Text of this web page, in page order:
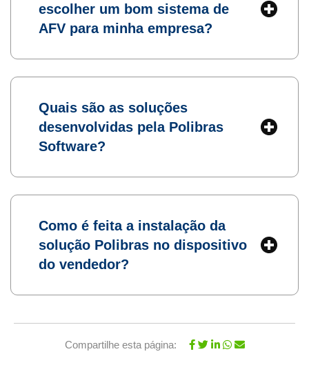
escolher um bom sistema de
AFV para minha empresa?
Quais são as soluções
desenvolvidas pela Polibras
Software?
Como é feita a instalação da
solução Polibras no dispositivo
do vendedor?
Compartilhe esta página: